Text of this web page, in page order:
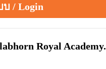
บ / Login
Royal Academy.